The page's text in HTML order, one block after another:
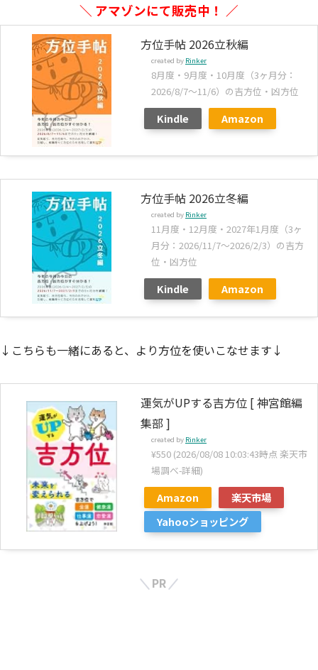
＼ アマゾンにて販売中！ ／
方位手帖 2026立秋編
created by Rinker
8月度・9月度・10月度（3ヶ月分：
2026/8/7～11/6）の吉方位・凶方位
Kindle Amazon
方位手帖 2026立冬編
created by Rinker
11月度・12月度・2027年1月度（3ヶ
月分：2026/11/7～2026/2/3）の吉方
位・凶方位
Kindle Amazon
↓こちらも一緒にあると、より方位を使いこなせます↓
運気がUPする吉方位 [ 神宮館編
集部 ]
created by Rinker
¥550 (2026/08/08 10:03:43時点 楽天市
場調べ-詳細)
Amazon
楽天市場
Yahooショッピング
PR